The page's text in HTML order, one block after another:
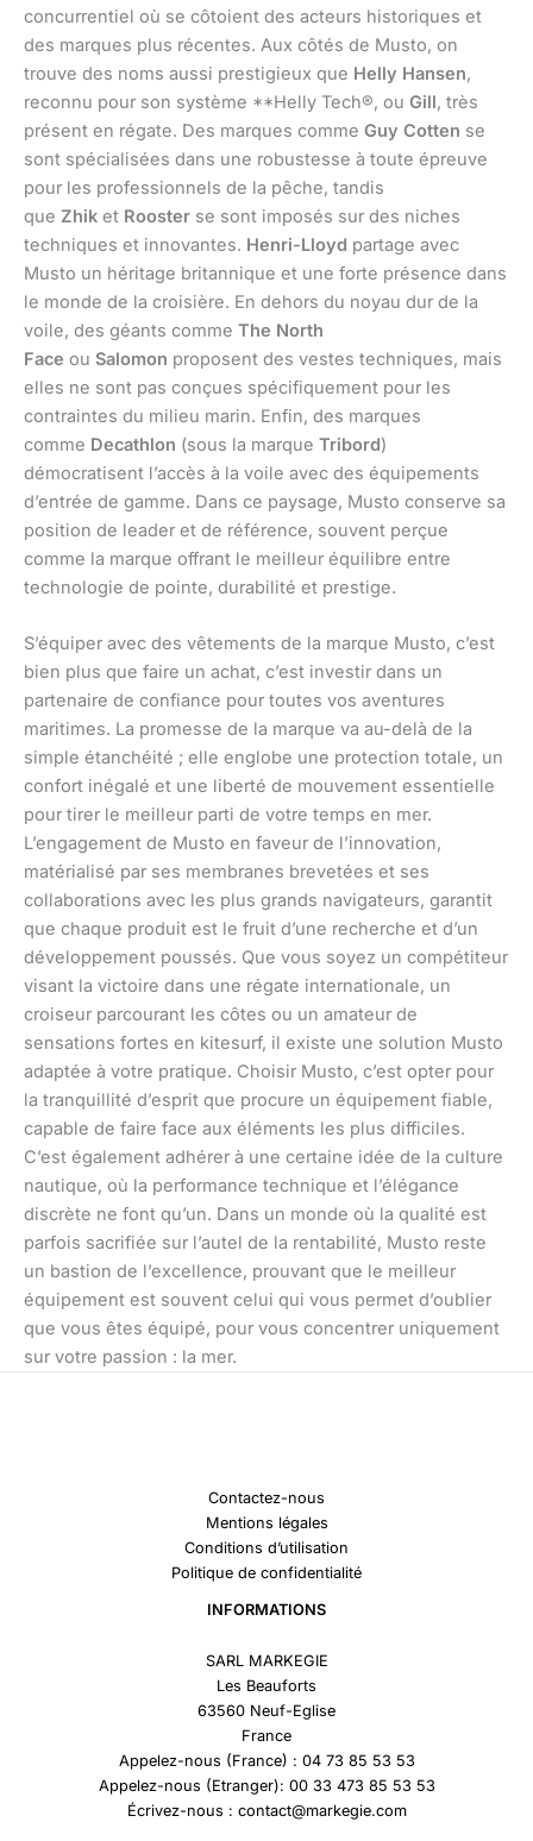
concurrentiel où se côtoient des acteurs historiques et
des marques plus récentes. Aux côtés de Musto, on
trouve des noms aussi prestigieux que Helly Hansen,
reconnu pour son système **Helly Tech®, ou Gill, très
présent en régate. Des marques comme Guy Cotten se
sont spécialisées dans une robustesse à toute épreuve
pour les professionnels de la pêche, tandis
que Zhik et Rooster se sont imposés sur des niches
techniques et innovantes. Henri-Lloyd partage avec
Musto un héritage britannique et une forte présence dans
le monde de la croisière. En dehors du noyau dur de la
voile, des géants comme The North
Face ou Salomon proposent des vestes techniques, mais
elles ne sont pas conçues spécifiquement pour les
contraintes du milieu marin. Enfin, des marques
comme Decathlon (sous la marque Tribord)
démocratisent l’accès à la voile avec des équipements
d’entrée de gamme. Dans ce paysage, Musto conserve sa
position de leader et de référence, souvent perçue
comme la marque offrant le meilleur équilibre entre
technologie de pointe, durabilité et prestige.
S’équiper avec des vêtements de la marque Musto, c’est
bien plus que faire un achat, c’est investir dans un
partenaire de confiance pour toutes vos aventures
maritimes. La promesse de la marque va au-delà de la
simple étanchéité ; elle englobe une protection totale, un
confort inégalé et une liberté de mouvement essentielle
pour tirer le meilleur parti de votre temps en mer.
L’engagement de Musto en faveur de l’innovation,
matérialisé par ses membranes brevetées et ses
collaborations avec les plus grands navigateurs, garantit
que chaque produit est le fruit d’une recherche et d’un
développement poussés. Que vous soyez un compétiteur
visant la victoire dans une régate internationale, un
croiseur parcourant les côtes ou un amateur de
sensations fortes en kitesurf, il existe une solution Musto
adaptée à votre pratique. Choisir Musto, c’est opter pour
la tranquillité d’esprit que procure un équipement fiable,
capable de faire face aux éléments les plus difficiles.
C’est également adhérer à une certaine idée de la culture
nautique, où la performance technique et l’élégance
discrète ne font qu’un. Dans un monde où la qualité est
parfois sacrifiée sur l’autel de la rentabilité, Musto reste
un bastion de l’excellence, prouvant que le meilleur
équipement est souvent celui qui vous permet d’oublier
que vous êtes équipé, pour vous concentrer uniquement
sur votre passion : la mer.
Contactez-nous
Mentions légales
Conditions d’utilisation
Politique de confidentialité
INFORMATIONS
SARL MARKEGIE
Les Beauforts
63560 Neuf-Eglise
France
Appelez-nous (France) : 04 73 85 53 53
Appelez-nous (Etranger): 00 33 473 85 53 53
Écrivez-nous : contact@markegie.com